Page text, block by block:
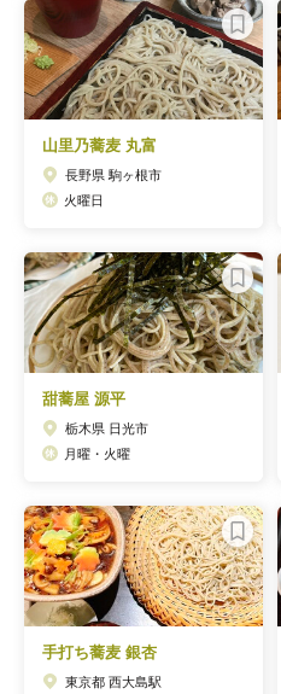
山里乃蕎麦 丸富
長野県 駒ヶ根市
火曜日
甜蕎屋 源平
栃木県 日光市
月曜・火曜
手打ち蕎麦 銀杏
東京都 西大島駅